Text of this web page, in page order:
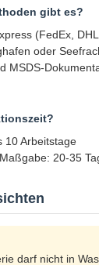
gibt es?
(FedEx,
oder
MSDS-
10 Arbeitstage
20-35
darf nicht in